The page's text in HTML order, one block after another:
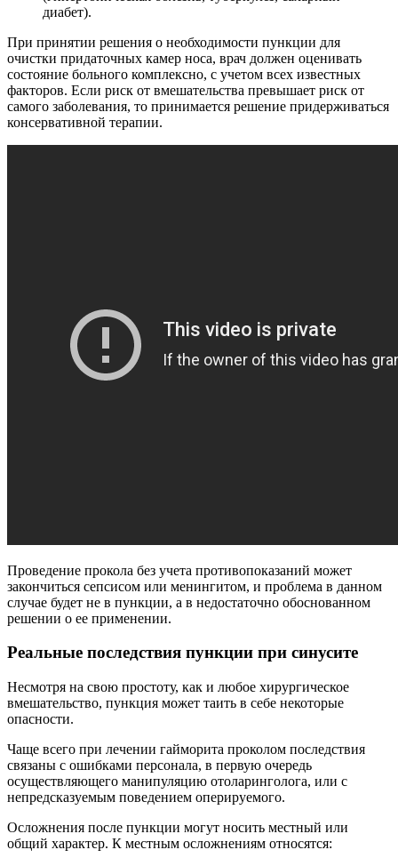
диабет).
При принятии решения о необходимости пункции для
очистки придаточных камер носа, врач должен оценивать
состояние больного комплексно, с учетом всех известных
факторов. Если риск от вмешательства превышает риск от
самого заболевания, то принимается решение придерживаться
консервативной терапии.
Проведение прокола без учета противопоказаний может
закончиться сепсисом или менингитом, и проблема в данном
случае будет не в пункции, а в недостаточно обоснованном
решении о ее применении.
Реальные последствия пункции при синусите
Несмотря на свою простоту, как и любое хирургическое
вмешательство, пункция может таить в себе некоторые
опасности.
Чаще всего при лечении гайморита проколом последствия
связаны с ошибками персонала, в первую очередь
осуществляющего манипуляцию отоларинголога, или с
непредсказуемым поведением оперируемого.
Осложнения после пункции могут носить местный или
общий характер. К местным осложнениям относятся: